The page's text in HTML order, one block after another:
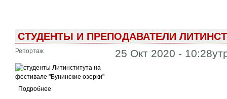
СТУДЕНТЫ И ПРЕПОДАВАТЕЛИ
Репортаж 25 Окт 2020 -
Подробнее